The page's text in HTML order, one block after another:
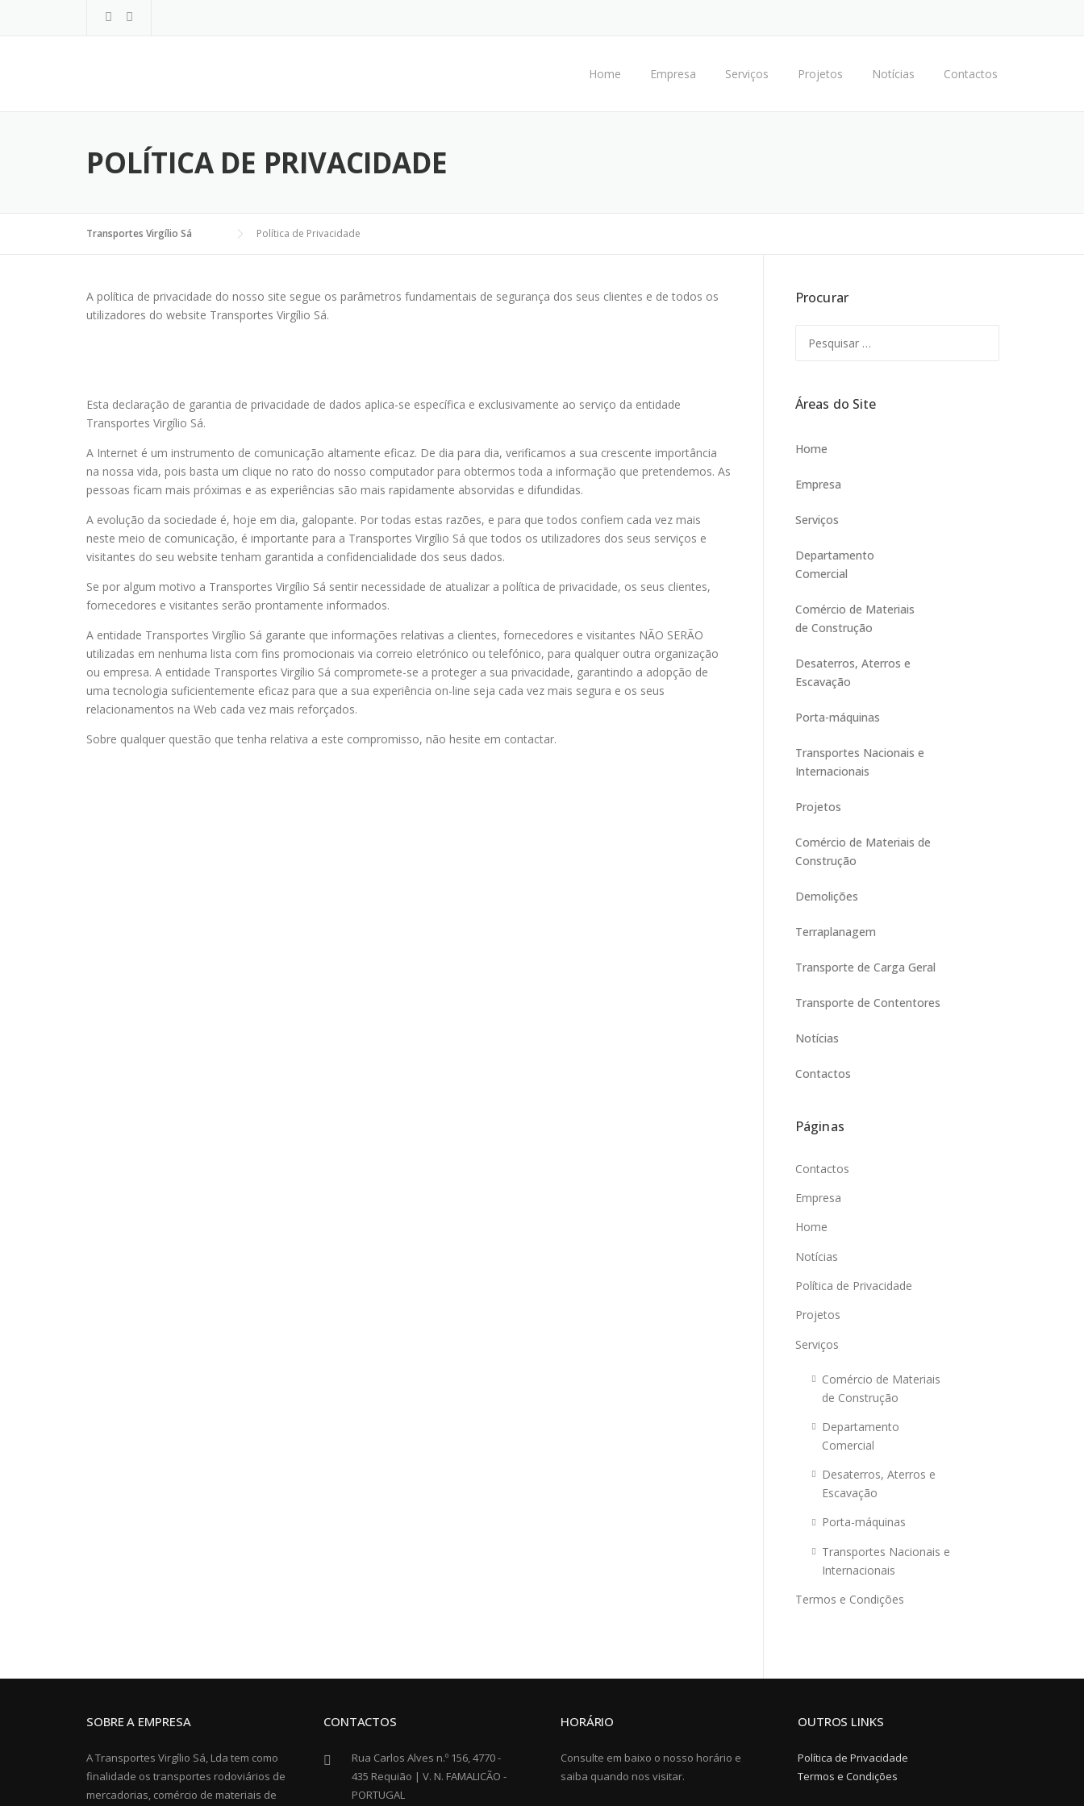
Home Empresa Serviços Projetos Notícias Contactos
POLÍTICA DE PRIVACIDADE
Transportes Virgílio Sá Política de Privacidade
A política de privacidade do nosso site segue os parâmetros fundamentais de segurança dos seus clientes e de todos os
utilizadores do website Transportes Virgílio Sá.
Esta declaração de garantia de privacidade de dados aplica-se específica e exclusivamente ao serviço da entidade
Transportes Virgílio Sá.
A Internet é um instrumento de comunicação altamente eficaz. De dia para dia, verificamos a sua crescente importância
na nossa vida, pois basta um clique no rato do nosso computador para obtermos toda a informação que pretendemos. As
pessoas ficam mais próximas e as experiências são mais rapidamente absorvidas e difundidas.
A evolução da sociedade é, hoje em dia, galopante. Por todas estas razões, e para que todos confiem cada vez mais
neste meio de comunicação, é importante para a Transportes Virgílio Sá que todos os utilizadores dos seus serviços e
visitantes do seu website tenham garantida a confidencialidade dos seus dados.
Se por algum motivo a Transportes Virgílio Sá sentir necessidade de atualizar a política de privacidade, os seus clientes,
fornecedores e visitantes serão prontamente informados.
A entidade Transportes Virgílio Sá garante que informações relativas a clientes, fornecedores e visitantes NÃO SERÃO
utilizadas em nenhuma lista com fins promocionais via correio eletrónico ou telefónico, para qualquer outra organização
ou empresa. A entidade Transportes Virgílio Sá compromete-se a proteger a sua privacidade, garantindo a adopção de
uma tecnologia suficientemente eficaz para que a sua experiência on-line seja cada vez mais segura e os seus
relacionamentos na Web cada vez mais reforçados.
Sobre qualquer questão que tenha relativa a este compromisso, não hesite em contactar.
Procurar
por:
Áreas do Site
Home
Empresa
Serviços
Departamento
Comercial
Comércio de Materiais
de Construção
Desaterros, Aterros e
Escavação
Porta-máquinas
Transportes Nacionais e
Internacionais
Projetos
Comércio de Materiais de
Construção
Demolições
Terraplanagem
Transporte de Carga Geral
Transporte de Contentores
Notícias
Contactos
Páginas
Contactos
Empresa
Home
Notícias
Política de Privacidade
Projetos
Serviços
Comércio de Materiais
de Construção
Departamento
Comercial
Desaterros, Aterros e
Escavação
Porta-máquinas
Transportes Nacionais e
Internacionais
Termos e Condições
SOBRE A EMPRESA
A Transportes Virgílio Sá, Lda tem como
finalidade os transportes rodoviários de
mercadorias, comércio de materiais de
CONTACTOS
Rua Carlos Alves n.º 156, 4770 -
435 Requião | V. N. FAMALICÃO -
PORTUGAL
HORÁRIO
Consulte em baixo o nosso horário e
saiba quando nos visitar.
OUTROS LINKS
Política de Privacidade
Termos e Condições